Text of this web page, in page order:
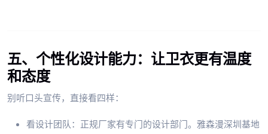
五、个性化设计能力：让卫衣更有温度
和态度
别听口头宣传，直接看四样：
看设计团队：正规厂家有专门的设计部门。雅森漫深圳基地